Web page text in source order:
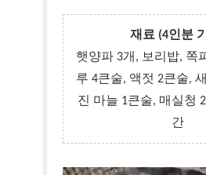
재료 (4인분
햇양파 3개, 보리밥, 쪽
루 4큰술, 액젓 2큰술,
진 마늘 1큰술, 매실청
간